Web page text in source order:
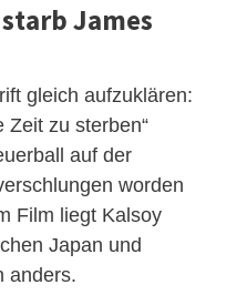
James
gleich aufzuklären:
Zeit zu sterben“
auf der
worden
Film liegt Kalsoy
Japan und
anders.